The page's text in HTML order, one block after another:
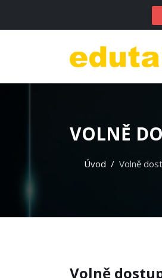
VOLNĚ
Úvod Volně
Volně